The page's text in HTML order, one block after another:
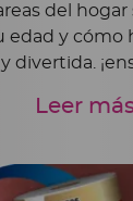
del hogar
edad y cómo
divertida.
Leer